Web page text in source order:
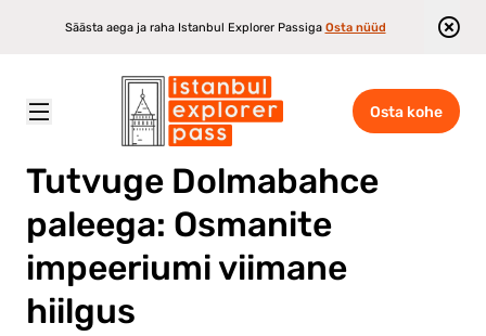
Säästa aega ja raha Istanbul Explorer Passiga Osta nüüd
Osta kohe
Istanbul Explorer Pass \ Blogi \
Tutvuge Dolmabahce
paleega: Osmanite
impeeriumi viimane
hiilgus